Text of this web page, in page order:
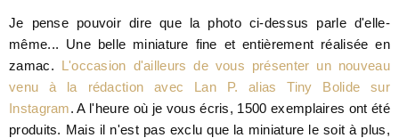
Je pense pouvoir dire que la photo ci-dessus parle d'elle-
même... Une belle miniature fine et entièrement réalisée en
zamac. L'occasion d'ailleurs de vous présenter un nouveau
venu à la rédaction avec Lan P. alias Tiny Bolide sur
Instagram. A l'heure où je vous écris, 1500 exemplaires ont été
produits. Mais il n'est pas exclu que la miniature le soit à plus,